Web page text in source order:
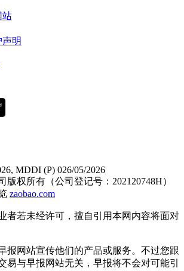
站
明
MDDI (P) 026/05/2026
版权所有（公司登记号：202120748H）
zaobao.com
者若未经许可，擅自引用本网内容将面对
报网站宣传他们的产品或服务。不过您跟
易与早报网站无关，早报将不会对可能引